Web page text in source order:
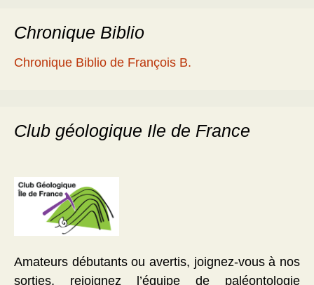
Chronique Biblio
Chronique Biblio de François B.
Club géologique Ile de France
Amateurs débutants ou avertis, joignez-vous à nos
sorties, rejoignez l’équipe de paléontologie